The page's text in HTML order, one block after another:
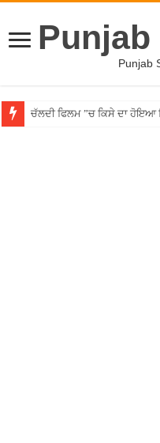
Punjab
ਚੱਲਦੀ ਫਿਲਮ ”ਚ ਕਿਸੇ ਦਾ ਹੋਇਆ